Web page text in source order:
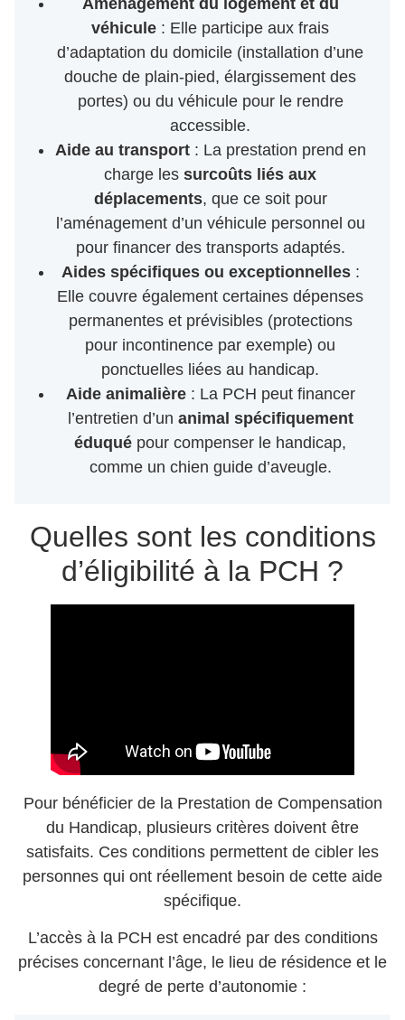
Aménagement du logement et du
véhicule : Elle participe aux frais
d’adaptation du domicile (installation d’une
douche de plain-pied, élargissement des
portes) ou du véhicule pour le rendre
accessible.
Aide au transport: La prestation prend en
charge lessurcoûts liés aux
déplacements, que ce soit pour
l’aménagement d’un véhicule personnel ou
pour financer des transports adaptés.
Aides spécifiques ou exceptionnelles:
Elle couvre également certaines dépenses
permanentes et prévisibles (protections
pour incontinence par exemple) ou
ponctuelles liées au handicap.
Aide animalière: La PCH peut financer
l’entretien d’un animal spécifiquement
éduqué pour compenser le handicap,
comme un chien guide d’aveugle.
Quelles sont les conditions
d’éligibilité à la PCH ?
Pour bénéficier de la Prestation de Compensation
du Handicap, plusieurs critères doivent être
satisfaits. Ces conditions permettent de cibler les
personnes qui ont réellement besoin de cette aide
spécifique.
L’accès à la PCH est encadré par des conditions
précises concernant l’âge, le lieu de résidence et le
degré de perte d’autonomie :